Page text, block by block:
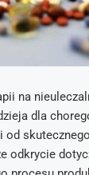
na
dla
od
odkrycie